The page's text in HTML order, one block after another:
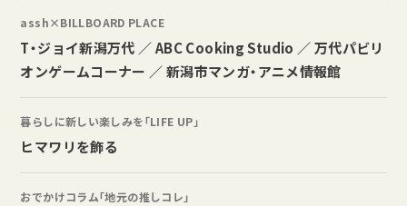
assh×BILLBOARD PLACE
T・ジョイ新潟万代 ／ ABC Cooking Studio ／ 万代パビリ
オンゲームコーナー ／ 新潟市マンガ・アニメ情報館
暮らしに新しい楽しみを「LIFE UP」
ヒマワリを飾る
おでかけコラム「地元の推しコレ」